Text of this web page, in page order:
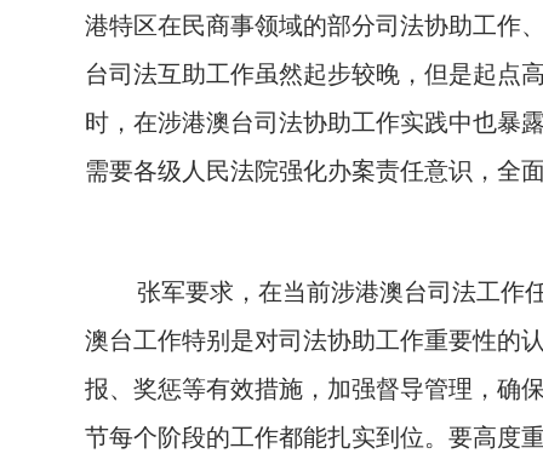
港特区在民商事领域的部分司法协助工作
台司法互助工作虽然起步较晚，但是起点
时，在涉港澳台司法协助工作实践中也暴
需要各级人民法院强化办案责任意识， 全
张军要求，在当前涉港澳台司法工作
澳台工作特别是对司法协助工作重要性的
报、奖惩等有效措施，加强督导管理，确
节每个阶段的工作都能扎实到位。要高度